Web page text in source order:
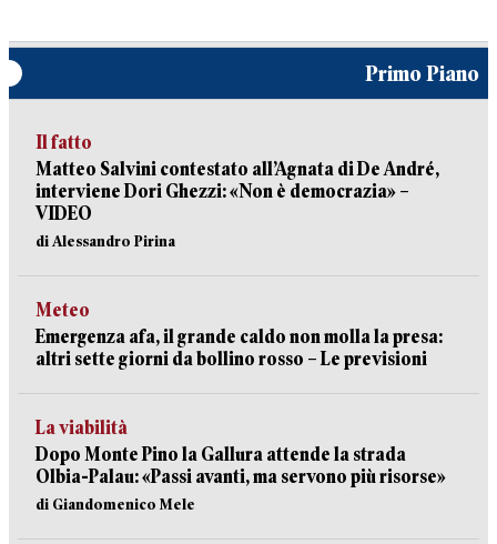
Primo Piano
Il fatto
Matteo Salvini contestato all’Agnata di De André,
interviene Dori Ghezzi: «Non è democrazia» –
VIDEO
di Alessandro Pirina
Meteo
Emergenza afa, il grande caldo non molla la presa:
altri sette giorni da bollino rosso – Le previsioni
La viabilità
Dopo Monte Pino la Gallura attende la strada
Olbia-Palau: «Passi avanti, ma servono più risorse»
di Giandomenico Mele